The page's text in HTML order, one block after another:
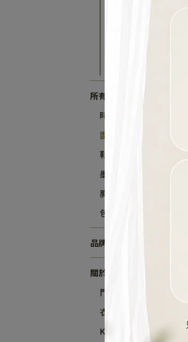
所有配件
時尚配件類
圍巾、帽子、手套、襪子
鞋子
墨鏡
胸針
包包、吊飾
品牌故事
關於奇威
門市資訊
衣櫥日記
K-Lady's Club